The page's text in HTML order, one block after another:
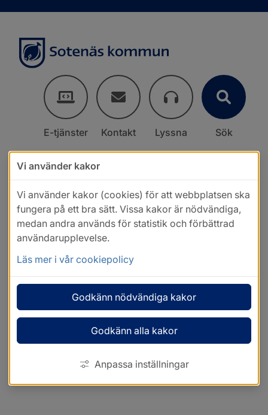
E-tjänster Kontakt Lyssna Sök
Vi använder kakor
Vi använder kakor (cookies) för att webbplatsen ska
fungera på ett bra sätt. Vissa kakor är nödvändiga,
medan andra används för statistik och förbättrad
användarupplevelse.
Läs mer i vår cookiepolicy
Godkänn nödvändiga kakor
Godkänn alla kakor
Anpassa inställningar